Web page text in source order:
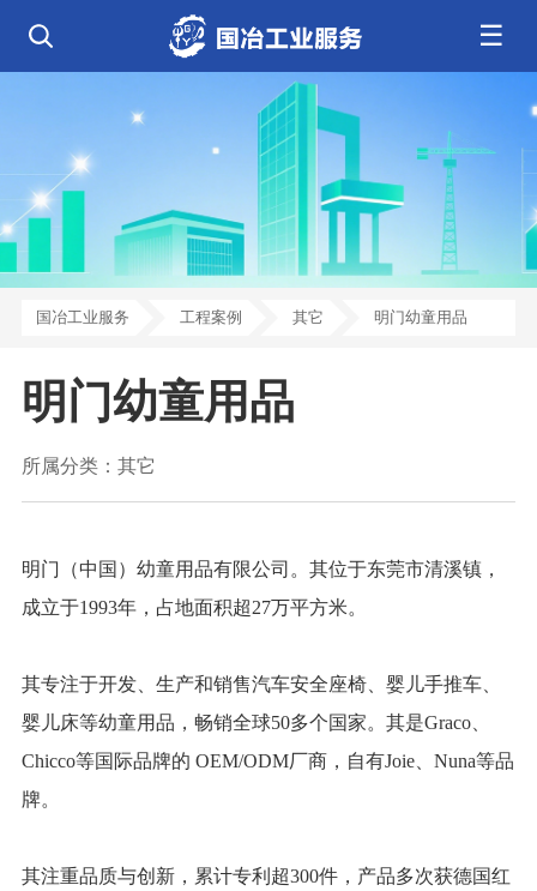
☰
公司简介
发展历程
核心业务
钢结构工程
环保工程
净化工程
弱电工程
设备安装
消防工程
中央空调
基控电箱
自动化工程
其它工程
芯片 • 半导体
人工智能 • 机器人
航天 • 低空
新能源汽车 • 智能网联
新能源 • 储能
新材料 • 特种金属
生物 • 医药
量子 • 脑机
其它
新闻中心
行业资讯
工程技巧
机电知识
安装教程
工业百科
国冶工业服务 工程案例 其它 明门幼童用品
明门幼童用品
所属分类： 其它
明门（中国）幼童用品有限公司。其位于东莞市清溪镇，
成立于1993年，占地面积超27万平方米。
其专注于开发、生产和销售汽车安全座椅、婴儿手推车、
婴儿床等幼童用品，畅销全球50多个国家。其是Graco、
Chicco等国际品牌的 OEM/ODM厂商，自有Joie、Nuna等品
牌。
其注重品质与创新，累计专利超300件，产品多次获德国红